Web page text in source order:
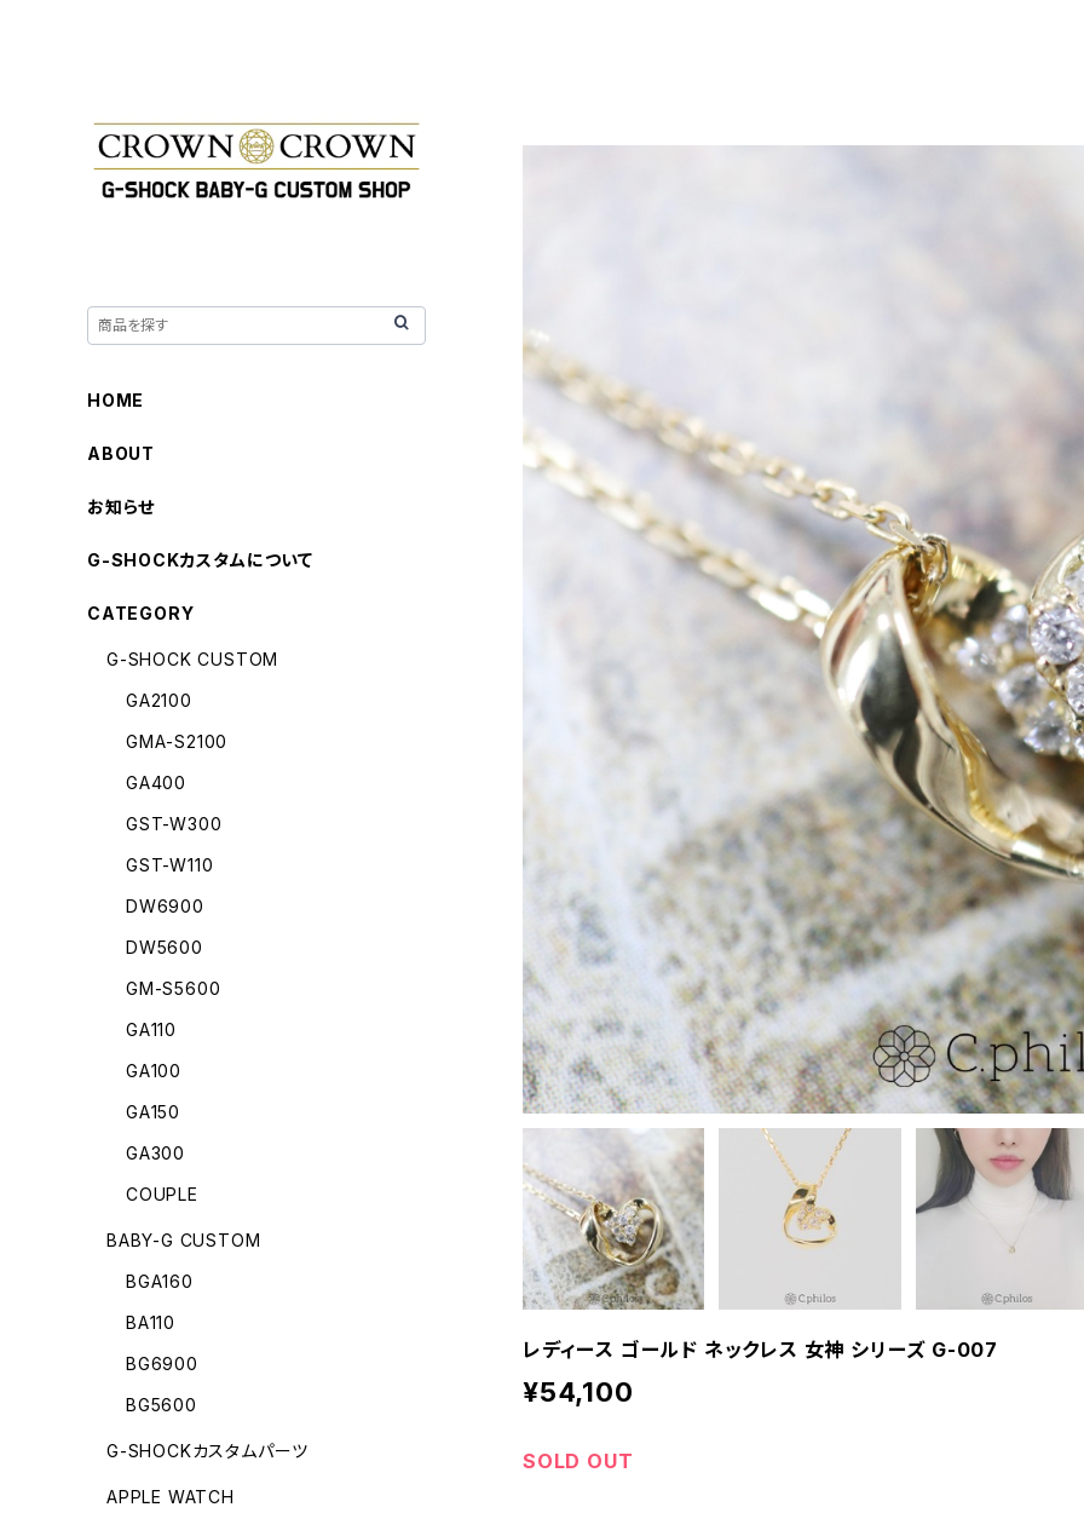
レディース ゴールド ネックレス 女神 シリーズ G-007
¥54,100
SOLD OUT
HOME
ABOUT
お知らせ
G-SHOCKカスタムについて
CATEGORY
G-SHOCK CUSTOM
GA2100
GMA-S2100
GA400
GST-W300
GST-W110
DW6900
DW5600
GM-S5600
GA110
GA100
GA150
GA300
COUPLE
BABY-G CUSTOM
BGA160
BA110
BG6900
BG5600
G-SHOCKカスタムパーツ
APPLE WATCH